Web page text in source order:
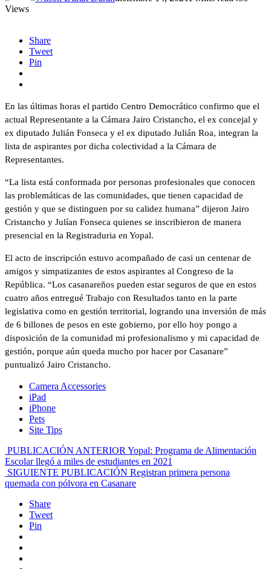
Views
Share
Tweet
Pin
En las últimas horas el partido Centro Democrático confirmo que el
actual Representante a la Cámara Jairo Cristancho, el ex concejal y
ex diputado Julián Fonseca y el ex diputado Julián Roa, integran la
lista de aspirantes por dicha colectividad a la Cámara de
Representantes.
“La lista está conformada por personas profesionales que conocen
las problemáticas de las comunidades, que tienen capacidad de
gestión y que se distinguen por su calidez humana” dijeron Jairo
Cristancho y Julían Fonseca quienes se inscribieron de manera
presencial en la Registraduria en Yopal.
El acto de inscripción estuvo acompañado de casi un centenar de
amigos y simpatizantes de estos aspirantes al Congreso de la
República. “Los casanareños pueden estar seguros de que en estos
cuatro años entregué Trabajo con Resultados tanto en la parte
legislativa como en gestión territorial, logrando una inversión de más
de 6 billones de pesos en este gobierno, por ello hoy pongo a
disposición de la comunidad mi profesionalismo y mi capacidad de
gestión, porque aún queda mucho por hacer por Casanare”
puntualizó Jairo Cristancho.
Camera Accessories
iPad
iPhone
Pets
Site Tips
PUBLICACIÓN ANTERIORYopal: Programa de Alimentación
Escolar llegó a miles de estudiantes en 2021
SIGUIENTE PUBLICACIÓN Registran primera persona
quemada con pólvora en Casanare
Share
Tweet
Pin